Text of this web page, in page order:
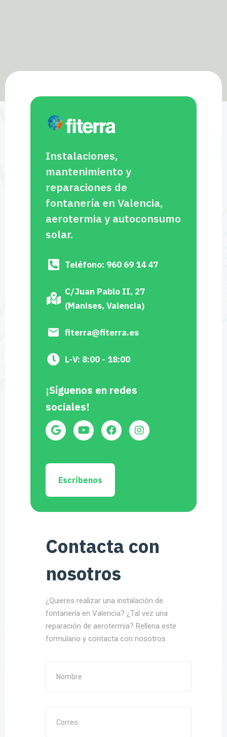
Instalaciones,
mantenimiento y
reparaciones de
fontanería en Valencia,
aerotermia y autoconsumo
solar.
Teléfono: 960 69 14 47
C/Juan Pablo II, 27
(Manises, Valencia)
fiterra@fiterra.es
L-V: 8:00 - 18:00
¡Síguenos en redes
sociales!
Escríbenos
Contacta con
nosotros
¿Quieres realizar una instalación de
fontanería en Valencia? ¿Tal vez una
reparación de aerotermia? Rellena este
formulario y contacta con nosotros.